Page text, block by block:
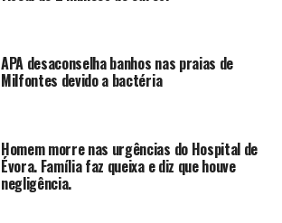
APA desaconselha banhos nas praias de
Milfontes devido a bactéria
Homem morre nas urgências do Hospital de
Évora. Família faz queixa e diz que houve
negligência.